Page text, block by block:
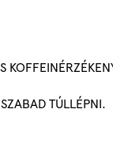
TÚLLÉPNI.